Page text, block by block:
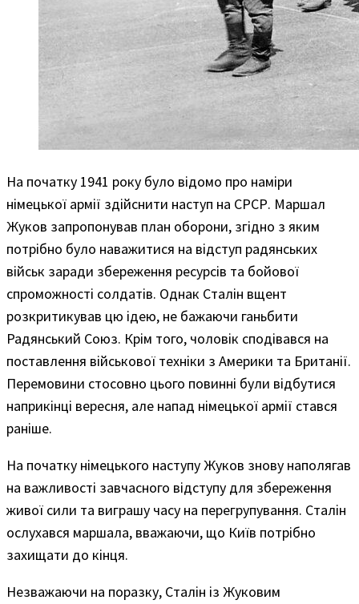
На початку 1941 року було відомо про наміри
німецької армії здійснити наступ на СРСР. Маршал
Жуков запропонував план оборони, згідно з яким
потрібно було наважитися на відступ радянських
військ заради збереження ресурсів та бойової
спроможності солдатів. Однак Сталін вщент
розкритикував цю ідею, не бажаючи ганьбити
Радянський Союз. Крім того, чоловік сподівався на
поставлення військової техніки з Америки та Британії.
Перемовини стосовно цього повинні були відбутися
наприкінці вересня, але напад німецької армії стався
раніше.
На початку німецького наступу Жуков знову наполягав
на важливості завчасного відступу для збереження
живої сили та виграшу часу на перегрупування. Сталін
ослухався маршала, вважаючи, що Київ потрібно
захищати до кінця.
Незважаючи на поразку, Сталін із Жуковим